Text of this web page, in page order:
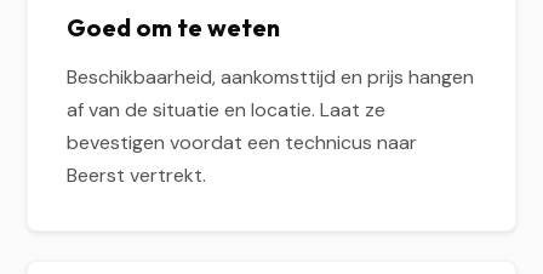
Goed om te weten
Beschikbaarheid, aankomsttijd en prijs hangen
af van de situatie en locatie. Laat ze
bevestigen voordat een technicus naar
Beerst vertrekt.